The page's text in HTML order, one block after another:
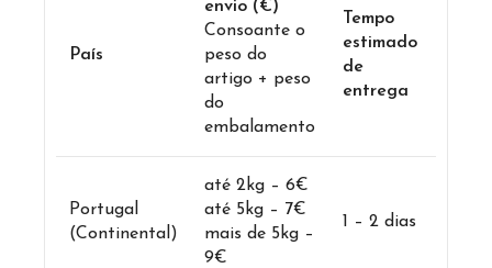
País
envio (€)
Consoante o
peso do
artigo + peso
do
embalamento
Tempo
estimado
de
entrega
Portugal
(Continental)
até 2kg – 6€
até 5kg – 7€
mais de 5kg –
9€
1 – 2 dias